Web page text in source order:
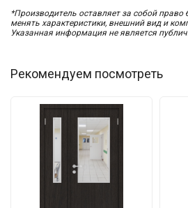
*Производитель оставляет за собой право
менять характеристики, внешний вид и
Указанная информация не является
Рекомендуем посмотреть